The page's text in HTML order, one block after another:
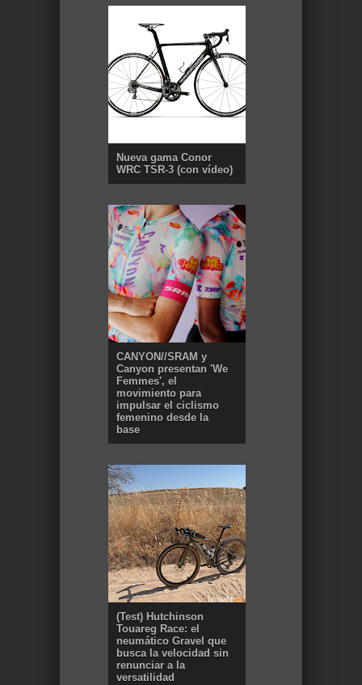
Nueva gama Conor
WRC TSR-3 (con vídeo)
CANYON//SRAM y
Canyon presentan 'We
Femmes', el
movimiento para
impulsar el ciclismo
femenino desde la
base
(Test) Hutchinson
Touareg Race: el
neumático Gravel que
busca la velocidad sin
renunciar a la
versatilidad